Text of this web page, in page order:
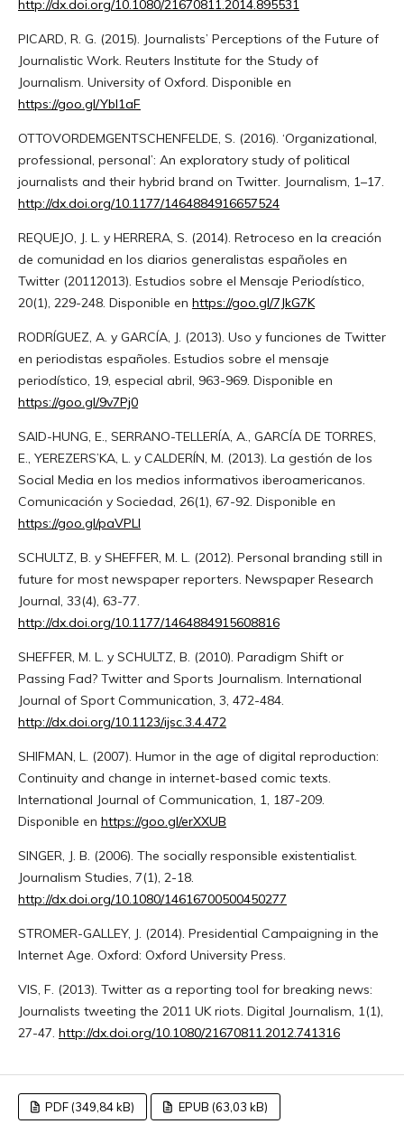
http://dx.doi.org/10.1080/21670811.2014.895531
PICARD, R. G. (2015). Journalists’ Perceptions of the Future of
Journalistic Work. Reuters Institute for the Study of
Journalism. University of Oxford. Disponible en
https://goo.gl/Ybl1aF
OTTOVORDEMGENTSCHENFELDE, S. (2016). ‘Organizational,
professional, personal’: An exploratory study of political
journalists and their hybrid brand on Twitter. Journalism, 1–17.
http://dx.doi.org/10.1177/1464884916657524
REQUEJO, J. L. y HERRERA, S. (2014). Retroceso en la creación
de comunidad en los diarios generalistas españoles en
Twitter (2011­2013). Estudios sobre el Mensaje Periodístico,
20(1), 229-248. Disponible en https://goo.gl/7JkG7K
RODRÍGUEZ, A. y GARCÍA, J. (2013). Uso y funciones de Twitter
en periodistas españoles. Estudios sobre el mensaje
periodístico, 19, especial abril, 963-969. Disponible en
https://goo.gl/9v7Pj0
SAID-HUNG, E., SERRANO-TELLERÍA, A., GARCÍA DE TORRES,
E., YEREZERS’KA, L. y CALDERÍN, M. (2013). La gestión de los
Social Media en los medios informativos iberoamericanos.
Comunicación y Sociedad, 26(1), 67-92. Disponible en
https://goo.gl/paVPLI
SCHULTZ, B. y SHEFFER, M. L. (2012). Personal branding still in
future for most newspaper reporters. Newspaper Research
Journal, 33(4), 63-77.
http://dx.doi.org/10.1177/1464884915608816
SHEFFER, M. L. y SCHULTZ, B. (2010). Paradigm Shift or
Passing Fad? Twitter and Sports Journalism. International
Journal of Sport Communication, 3, 472-484.
http://dx.doi.org/10.1123/ijsc.3.4.472
SHIFMAN, L. (2007). Humor in the age of digital reproduction:
Continuity and change in internet-based comic texts.
International Journal of Communication, 1, 187-209.
Disponible en https://goo.gl/erXXUB
SINGER, J. B. (2006). The socially responsible existentialist.
Journalism Studies, 7(1), 2-18.
http://dx.doi.org/10.1080/14616700500450277
STROMER-GALLEY, J. (2014). Presidential Campaigning in the
Internet Age. Oxford: Oxford University Press.
VIS, F. (2013). Twitter as a reporting tool for breaking news:
Journalists tweeting the 2011 UK riots. Digital Journalism, 1(1),
27-47. http://dx.doi.org/10.1080/21670811.2012.741316
PDF (349,84 kB) EPUB (63,03 kB)